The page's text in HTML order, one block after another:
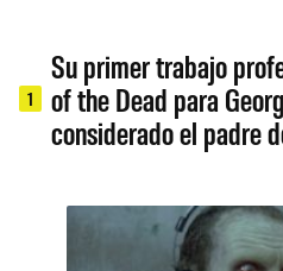
1
Su primer trabajo
of the Dead para
considerado el padre